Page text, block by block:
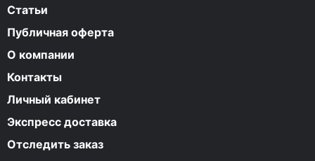
Статьи
Публичная оферта
О компании
Контакты
Личный кабинет
Экспресс доставка
Отследить заказ